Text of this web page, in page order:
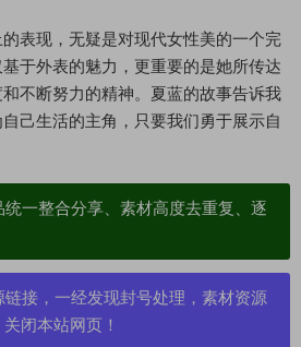
表现，无疑是对现代女性美的一个完
于外表的魅力，更重要的是她所传达
不断努力的精神。夏蓝的故事告诉我
己生活的主角，只要我们勇于展示自
一整合分享、素材高度去重复、逐
链接，一经发现封号处理，素材资源
闭本站网页！